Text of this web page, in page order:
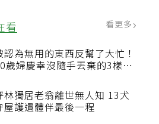
看
認為無用的東西反幫了大忙！
50歲婦慶幸沒隨手丟棄的3樣物
林獨居老翁離世無人知 13犬
守屋護遺體伴最後一程